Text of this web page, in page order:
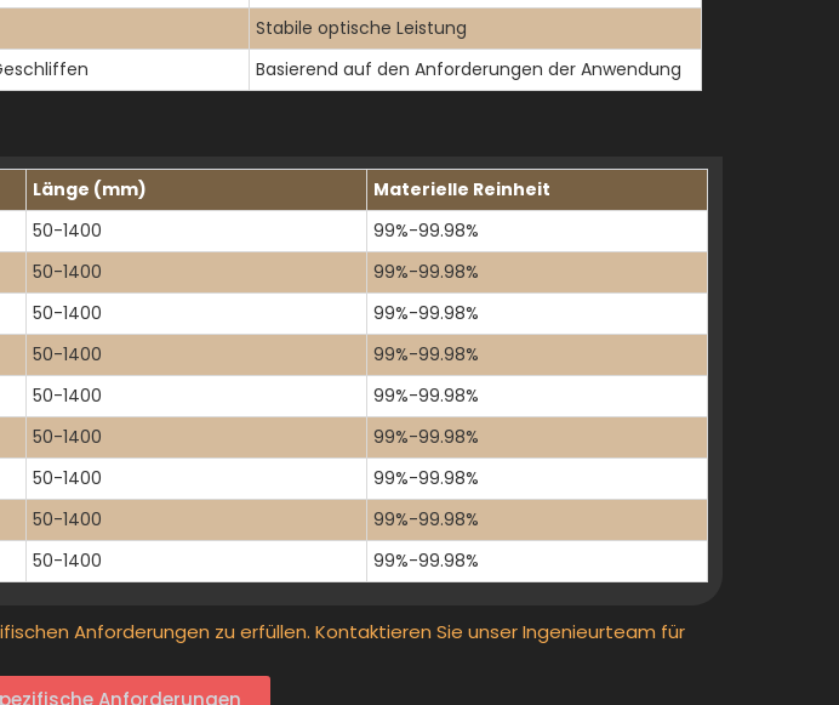
Stabile optische Leistung
Basierend auf den Anforderungen der Anwendung
Länge (mm)
Materielle Reinheit
50-1400
99%-99.98%
50-1400
99%-99.98%
50-1400
99%-99.98%
50-1400
99%-99.98%
50-1400
99%-99.98%
50-1400
99%-99.98%
50-1400
99%-99.98%
50-1400
99%-99.98%
50-1400 99%-99.98%
Anforderungen zu erfüllen. Kontaktieren Sie unser Ingenieurteam für
Anforderungen